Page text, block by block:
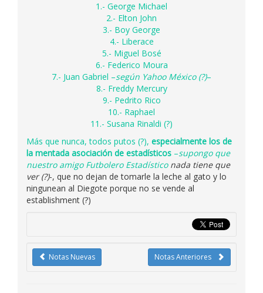
1.- George Michael
2.- Elton John
3.- Boy George
4.- Liberace
5.- Miguel Bosé
6.- Federico Moura
7.- Juan Gabriel –según Yahoo México (?)–
8.- Freddy Mercury
9.- Pedrito Rico
10.- Raphael
11.- Susana Rinaldi (?)
Más que nunca, todos putos (?), especialmente los de
la mentada asociación de estadísticos –supongo que
nuestro amigo Futbolero Estadísticonada tiene que
ver (?)-, que no dejan de tomarle la leche al gato y lo
ningunean al Diegote porque no se vende al
establishment (?)
Notas Anteriores
Notas Nuevas